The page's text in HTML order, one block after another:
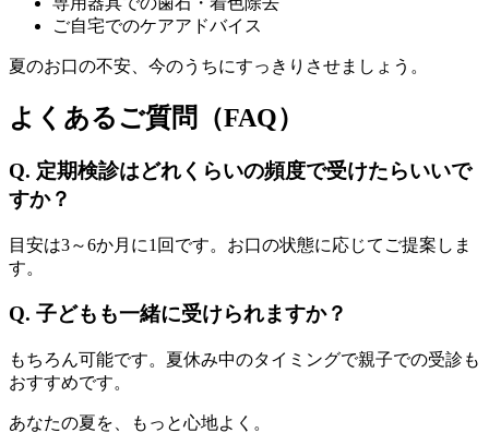
ご自宅でのケアアドバイス
夏のお口の不安、今のうちにすっきりさせましょう。
よくあるご質問（FAQ）
Q. 定期検診はどれくらいの頻度で受けたらいいで
すか？
目安は3～6か月に1回です。お口の状態に応じてご提案しま
す。
Q. 子どもも一緒に受けられますか？
もちろん可能です。夏休み中のタイミングで親子での受診も
おすすめです。
あなたの夏を、もっと心地よく。